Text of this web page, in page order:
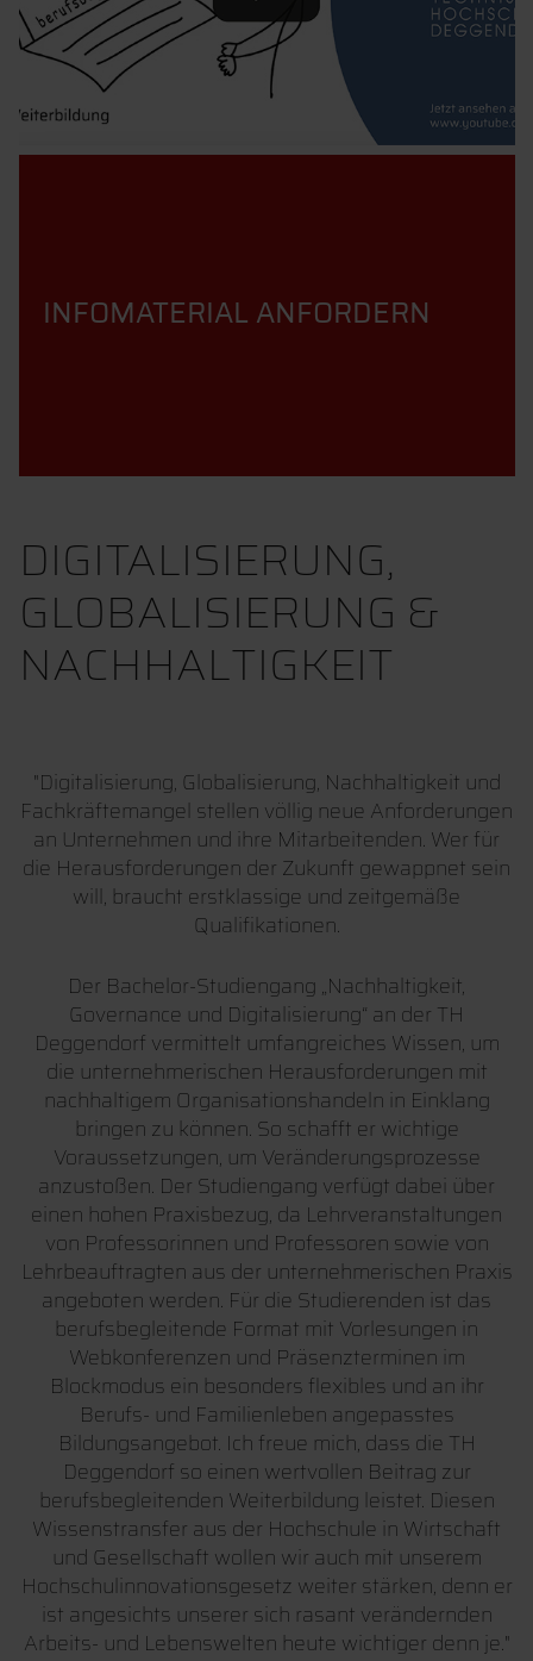
INFOMATERIAL ANFORDERN
DIGITALISIERUNG,
GLOBALISIERUNG &
NACHHALTIGKEIT
"Digitalisierung, Globalisierung, Nachhaltigkeit und
Fachkräftemangel stellen völlig neue Anforderungen
an Unternehmen und ihre Mitarbeitenden. Wer für
die Herausforderungen der Zukunft gewappnet sein
will, braucht erstklassige und zeitgemäße
Qualifikationen.
Der Bachelor-Studiengang „Nachhaltigkeit,
Governance und Digitalisierung“ an der TH
Deggendorf vermittelt umfangreiches Wissen, um
die unternehmerischen Herausforderungen mit
nachhaltigem Organisationshandeln in Einklang
bringen zu können. So schafft er wichtige
Voraussetzungen, um Veränderungsprozesse
anzustoßen. Der Studiengang verfügt dabei über
einen hohen Praxisbezug, da Lehrveranstaltungen
von Professorinnen und Professoren sowie von
Lehrbeauftragten aus der unternehmerischen Praxis
angeboten werden. Für die Studierenden ist das
berufsbegleitende Format mit Vorlesungen in
Webkonferenzen und Präsenzterminen im
Blockmodus ein besonders flexibles und an ihr
Berufs- und Familienleben angepasstes
Bildungsangebot. Ich freue mich, dass die TH
Deggendorf so einen wertvollen Beitrag zur
berufsbegleitenden Weiterbildung leistet. Diesen
Wissenstransfer aus der Hochschule in Wirtschaft
und Gesellschaft wollen wir auch mit unserem
Hochschulinnovationsgesetz weiter stärken, denn er
ist angesichts unserer sich rasant verändernden
Arbeits- und Lebenswelten heute wichtiger denn je."